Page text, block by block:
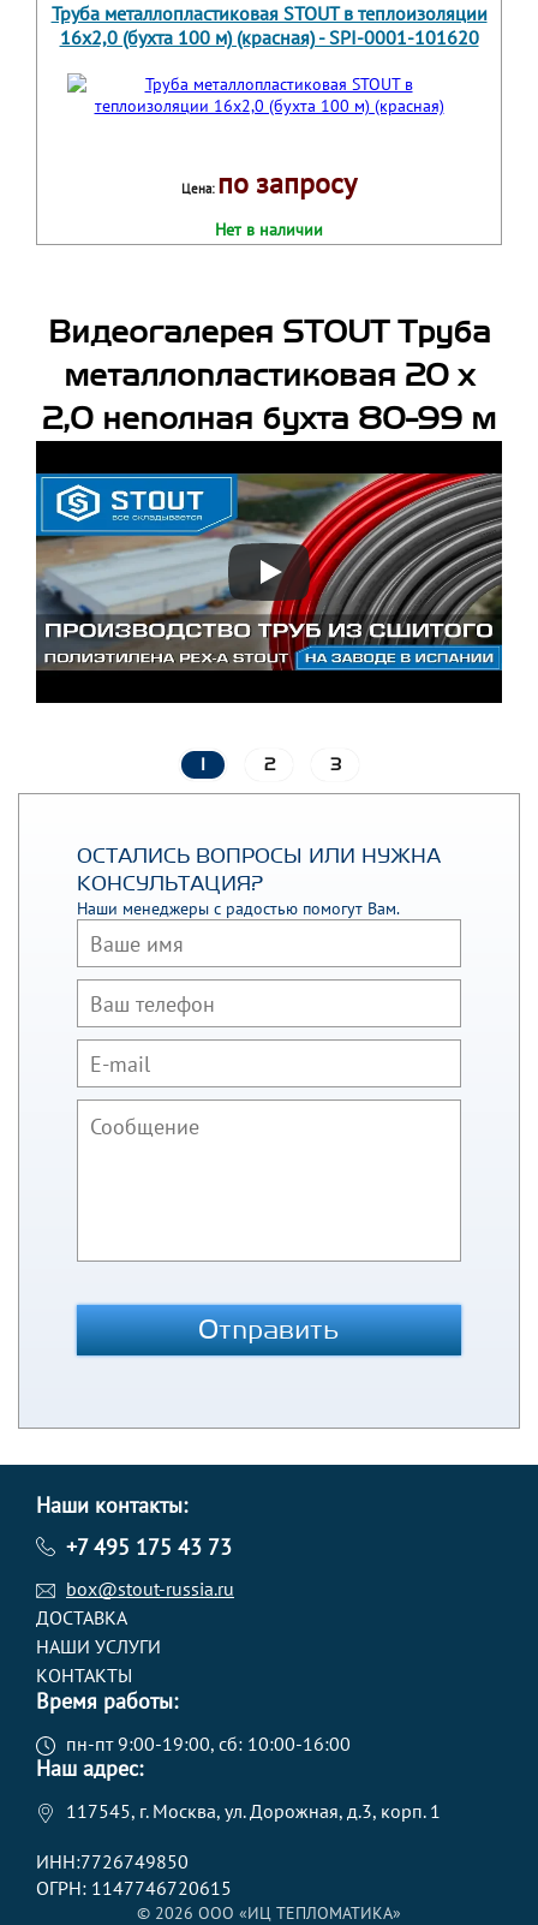
Труба металлопластиковая STOUT в теплоизоляции
16х2,0 (бухта 100 м) (красная) - SPI-0001-101620
Цена: по запросу
Нет в наличии
Видеогалерея STOUT Труба
металлопластиковая 20 х
2,0 неполная бухта 80-99 м
2 3
ОСТАЛИСЬ ВОПРОСЫ ИЛИ НУЖНА
КОНСУЛЬТАЦИЯ?
Наши менеджеры с радостью помогут Вам.
Отправить
Наши контакты:
+7 495 175 43 73
box@stout-russia.ru
ДОСТАВКА
НАШИ УСЛУГИ
КОНТАКТЫ
Время работы:
пн-пт 9:00-19:00, сб: 10:00-16:00
Наш адрес:
117545, г. Москва, ул. Дорожная, д.3, корп. 1
ИНН:7726749850
ОГРН: 1147746720615
© 2026 ООО «ИЦ ТЕПЛОМАТИКА»